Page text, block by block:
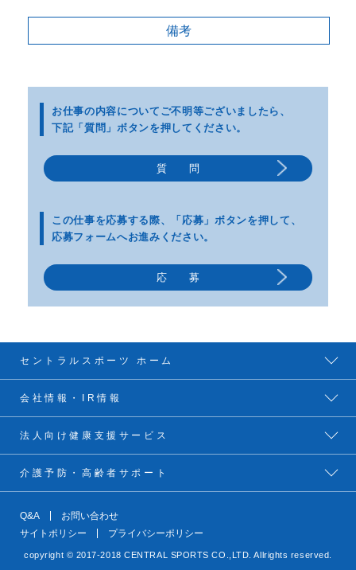
備考
お仕事の内容についてご不明等ございましたら、
下記「質問」ボタンを押してください。
この仕事を応募する際、
「応募」ボタンを押して、
応募フォームへお進みください。
質 問
応 募
セントラルスポーツ ホーム
会社情報・IR情報
法人向け健康支援サービス
介護予防・高齢者サポート
Q&A
お問い合わせ
サイトポリシー
プライバシーポリシー
copyright © 2017-2018 CENTRAL SPORTS CO.,LTD. Allrights reserved.